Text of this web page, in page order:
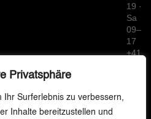
Privatsphäre
Ihr Surferlebnis zu verbessern,
Inhalte bereitzustellen und
19 ·
Sa
09–
17
+41